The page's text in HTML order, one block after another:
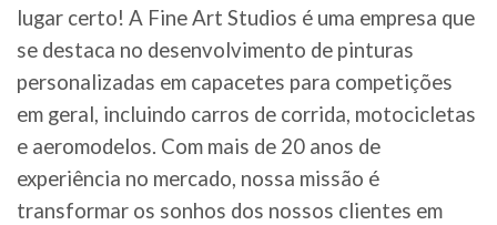
lugar certo! A Fine Art Studios é uma empresa que
se destaca no desenvolvimento de pinturas
personalizadas em capacetes para competições
em geral, incluindo carros de corrida, motocicletas
e aeromodelos. Com mais de 20 anos de
experiência no mercado, nossa missão é
transformar os sonhos dos nossos clientes em